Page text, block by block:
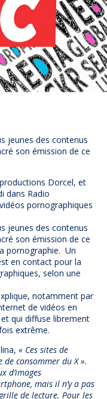
par la Jeunesse
jeux d’argent en
jeunes des contenus
son émission de ce
Dorcel, et
dans Radio
pornographiques
jeunes des contenus
son émission de ce
pornographie. Un
en contact pour la
selon une
notamment par
de vidéos en
qui diffuse librement
extrême.
« Ces sites de
consommer du X ».
d’images
mais il n’y a pas
de lecture. Pour les